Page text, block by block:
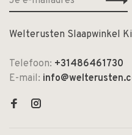
Welterusten Slaapwinkel
Telefoon: +31486461730
E-mail: